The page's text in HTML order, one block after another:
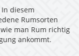
In diesem
Rumsorten
man Rum richtig
ankommt.